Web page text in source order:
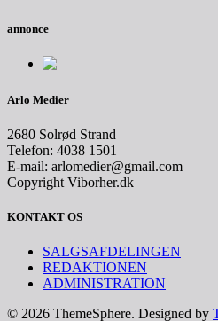
annonce
Arlo Medier
2680 Solrød Strand
Telefon: 4038 1501
E-mail: arlomedier@gmail.com
Copyright Viborher.dk
KONTAKT OS
SALGSAFDELINGEN
REDAKTIONEN
ADMINISTRATION
© 2026 ThemeSphere. Designed by